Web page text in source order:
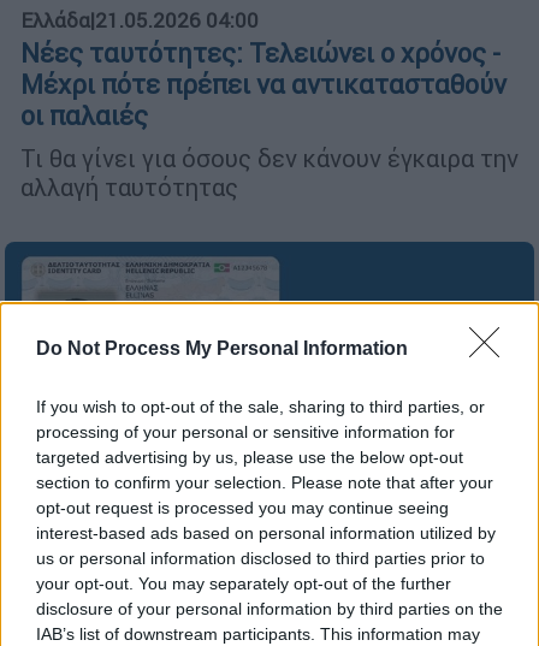
Do Not Process My Personal Information
If you wish to opt-out of the sale, sharing to third parties, or
processing of your personal or sensitive information for
targeted advertising by us, please use the below opt-out
section to confirm your selection. Please note that after your
opt-out request is processed you may continue seeing
interest-based ads based on personal information utilized by
us or personal information disclosed to third parties prior to
your opt-out. You may separately opt-out of the further
disclosure of your personal information by third parties on the
IAB’s list of downstream participants. This information may
Ελλάδα|21.05.2026 04:00
Νέες ταυτότητες: Τελειώνει ο χρόνος -
Μέχρι πότε πρέπει να αντικατασταθούν
οι παλαιές
Τι θα γίνει για όσους δεν κάνουν έγκαιρα την
αλλαγή ταυτότητας
Ελλάδα|20.05.2026 12:39